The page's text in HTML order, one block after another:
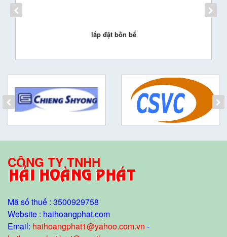
lắp đặt bồn bể
CÔNG TY TNHH
Mã số thuế : 3500929758
Website : haihoangphat.com
Email: haihoangphat1@yahoo.com.vn -